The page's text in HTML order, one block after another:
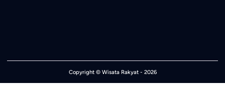
Copyright © Wisata Rakyat- 2026